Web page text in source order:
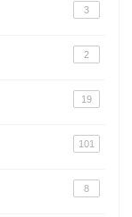
3
2
19
101
8